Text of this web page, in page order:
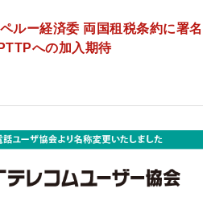
ペルー経済委 両国租税条約に署名
への加入期待